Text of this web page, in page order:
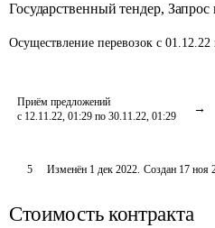
Государственный тендер, Запрос
Осуществление перевозок с 01.12.22
Приём предложений
с 12.11.22, 01:29 по 30.11.22, 01:29
5 Изменён 1 дек 2022. Создан 17 ноя
Стоимость контракта